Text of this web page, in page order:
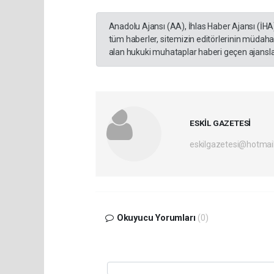
Anadolu Ajansı (AA), İhlas Haber Ajansı
tüm haberler, sitemizin editörlerinin
alan hukuki muhataplar haberi geçen
ESKİL GAZETESİ
Okuyucu Yorumları (0)